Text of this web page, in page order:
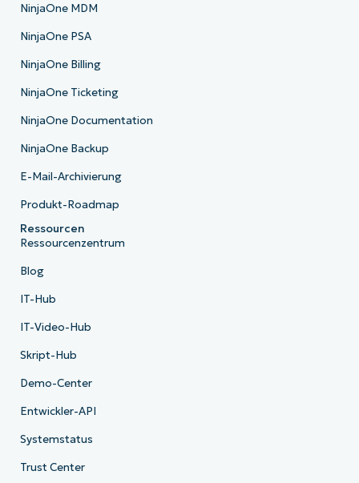
NinjaOne MDM
NinjaOne PSA
NinjaOne Billing
NinjaOne Ticketing
NinjaOne Documentation
NinjaOne Backup
E-Mail-Archivierung
Produkt-Roadmap
Ressourcen
Ressourcenzentrum
Blog
IT-Hub
IT-Video-Hub
Skript-Hub
Demo-Center
Entwickler-API
Systemstatus
Trust Center